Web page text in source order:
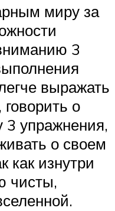
миру за
3
выражать
о
3 упражнения,
о своем
как изнутри
чисты,